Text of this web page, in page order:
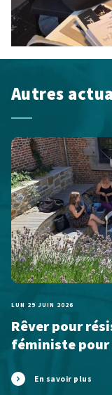
Autres
LUN 29 JUIN 2026
Rêver pour
féministe
En savoir plus